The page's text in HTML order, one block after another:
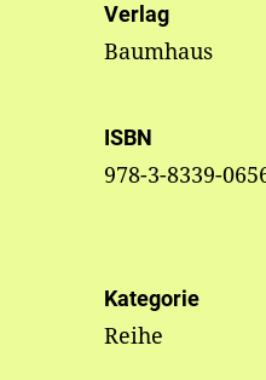
Verlag
Baumhaus
ISBN
978-3-8339-
Kategorie
Reihe